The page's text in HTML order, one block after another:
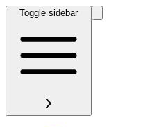
Toggle sidebar